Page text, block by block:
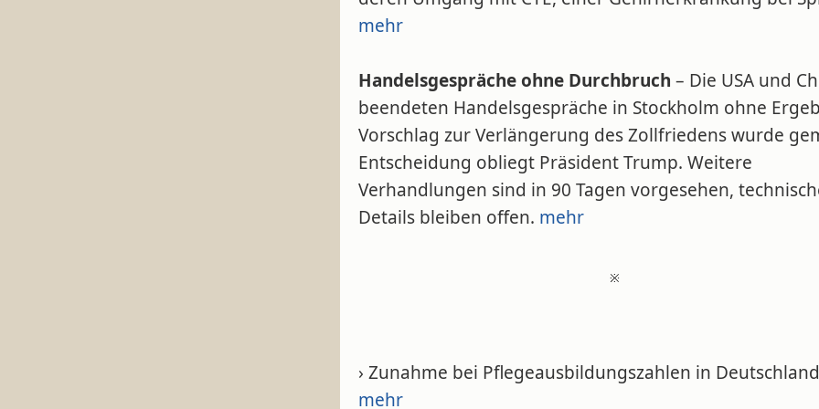
mehr
Handelsgespräche ohne Durchbruch – Die USA und
beendeten Handelsgespräche in Stockholm ohne
Vorschlag zur Verlängerung des Zollfriedens wurde
Entscheidung obliegt Präsident Trump. Weitere
Verhandlungen sind in 90 Tagen vorgesehen,
Details bleiben offen. mehr
※
› Zunahme bei Pflegeausbildungszahlen in Deutschland
mehr